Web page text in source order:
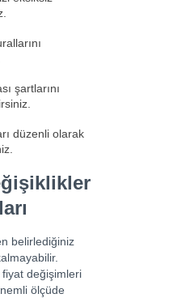
şartlarını
düzenli olarak
belirlediğiniz
değişimleri
ölçüde